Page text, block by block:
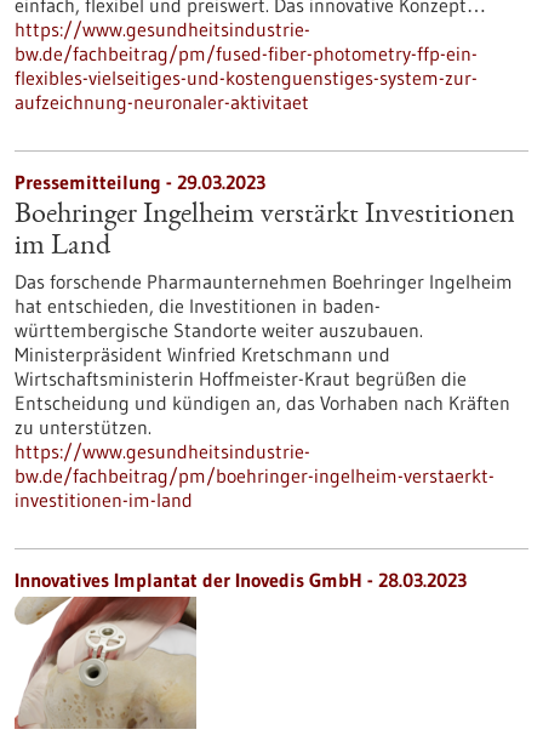
einfach, flexibel und preiswert. Das innovative Konzept…
https://www.gesundheitsindustrie-
bw.de/fachbeitrag/pm/fused-fiber-photometry-ffp-ein-
flexibles-vielseitiges-und-kostenguenstiges-system-zur-
aufzeichnung-neuronaler-aktivitaet
Pressemitteilung - 29.03.2023
Boehringer Ingelheim verstärkt Investitionen
im Land
Das forschende Pharmaunternehmen Boehringer Ingelheim
hat entschieden, die Investitionen in baden-
württembergische Standorte weiter auszubauen.
Ministerpräsident Winfried Kretschmann und
Wirtschaftsministerin Hoffmeister-Kraut begrüßen die
Entscheidung und kündigen an, das Vorhaben nach Kräften
zu unterstützen.
https://www.gesundheitsindustrie-
bw.de/fachbeitrag/pm/boehringer-ingelheim-verstaerkt-
investitionen-im-land
Innovatives Implantat der Inovedis GmbH - 28.03.2023